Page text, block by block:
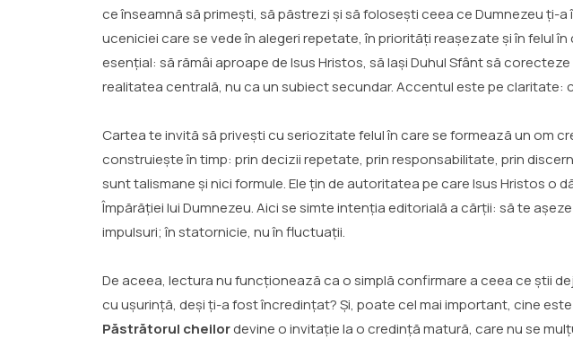
ce înseamnă să primești, să păstrezi și să folosești ceea ce Dumnezeu ți-
uceniciei care se vede în alegeri repetate, în priorități reașezate și în felul
esențial: să rămâi aproape de Isus Hristos, să lași Duhul Sfânt să
realitatea centrală, nu ca un subiect secundar. Accentul este pe claritate:
Cartea te invită să privești cu seriozitate felul în care se formează un om
construiește în timp: prin decizii repetate, prin responsabilitate, prin
sunt talismane și nici formule. Ele țin de autoritatea pe care Isus Hristos o
Împărăției lui Dumnezeu. Aici se simte intenția editorială a cărții: să te
impulsuri; în statornicie, nu în fluctuații.
De aceea, lectura nu funcționează ca o simplă confirmare a ceea ce știi
cu ușurință, deși ți-a fost încredințat? Și, poate cel mai important, cine
Păstrătorul cheilordevine o invitație la o credință matură, care nu se